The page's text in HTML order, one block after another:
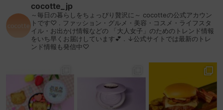
cocotte_jp
～毎日の暮らしをちょっぴり贅沢に～ cocotteの公式アカウン
トです♡
ファッション・グルメ・美容・コスメ・ライフスタ
イル・お出かけ情報などの 「大人女子」のためのトレンド情報
をいち早くお届けしています💕
↓公式サイトでは最新のトレ
ンド情報も発信中♡